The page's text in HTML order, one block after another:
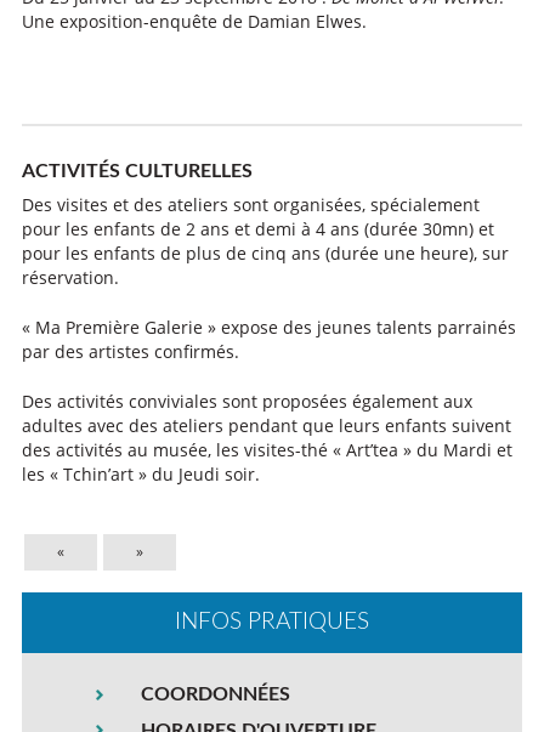
Une exposition-enquête de Damian Elwes.
ACTIVITÉS CULTURELLES
Des visites et des ateliers sont organisées, spécialement
pour les enfants de 2 ans et demi à 4 ans (durée 30mn) et
pour les enfants de plus de cinq ans (durée une heure), sur
réservation.
« Ma Première Galerie » expose des jeunes talents parrainés
par des artistes confirmés.
Des activités conviviales sont proposées également aux
adultes avec des ateliers pendant que leurs enfants suivent
des activités au musée, les visites-thé « Art’tea » du Mardi et
les « Tchin’art » du Jeudi soir.
« »
INFOS PRATIQUES
COORDONNÉES